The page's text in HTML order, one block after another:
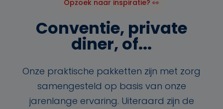
Opzoek naar inspiratie? 👀
Conventie, private
diner, of...
Onze praktische pakketten zijn met zorg
samengesteld op basis van onze
jarenlange ervaring. Uiteraard zijn de